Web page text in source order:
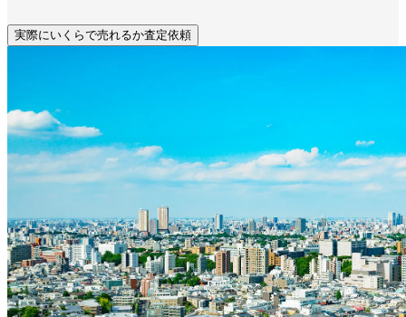
実際にいくらで売れるか査定依頼